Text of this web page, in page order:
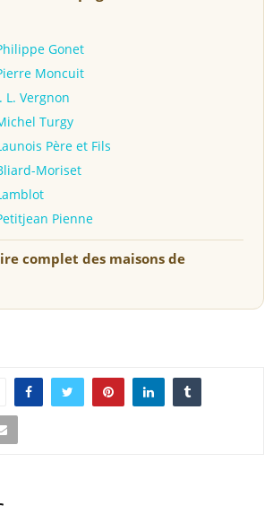
Gonet
Moncuit
L. Vergnon
Turgy
Père et Fils
Moriset
Pienne
complet des maisons de